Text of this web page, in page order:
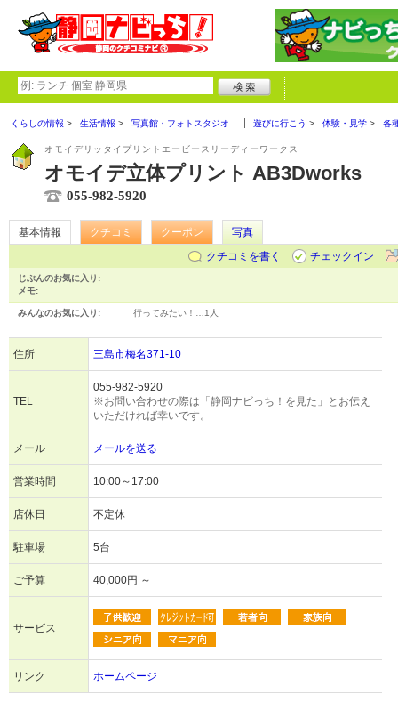
くらしの情報 生活情報 写真館・フォトスタジオ 遊びに行こう 体験・見学 各
オモイデリッタイプリントエービースリーディーワークス
オモイデ立体プリント AB3Dworks
055-982-5920
基本情報 クチコミ クーポン
写真
クチコミを書く
チェックイン
じぶんのお気に入り:
メモ:
みんなのお気に入り: 行ってみたい！… 1人
住所 三島市梅名371-10
TEL
055-982-5920
※お問い合わせの際は「静岡ナビっち！を見た」とお伝え
いただければ幸いです。
メール メールを送る
営業時間 10:00～17:00
店休日 不定休
駐車場 5台
ご予算 40,000円 ～
サービス
リンク ホームページ